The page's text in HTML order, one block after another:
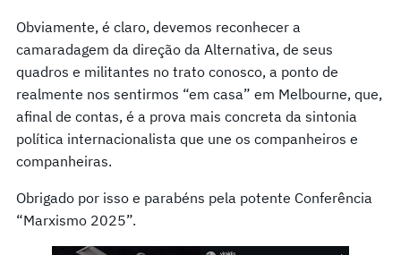
Obviamente, é claro, devemos reconhecer a
camaradagem da direção da Alternativa, de seus
quadros e militantes no trato conosco, a ponto de
realmente nos sentirmos “em casa” em Melbourne, que,
afinal de contas, é a prova mais concreta da sintonia
política internacionalista que une os companheiros e
companheiras.
Obrigado por isso e parabéns pela potente Conferência
“Marxismo 2025”.